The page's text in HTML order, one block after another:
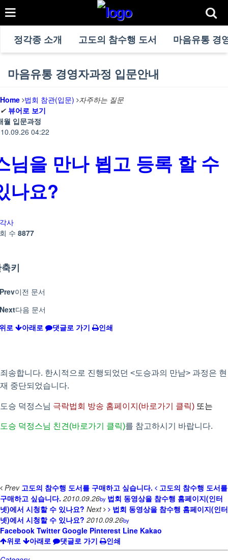
정각종 소개 고도의 참수행 도서 마음유통 경
마음유통 경영자과정 입문안내
Home 법회 참관(입문) 자주하는 질문
✔ 뷰어로 보기
월 입문과정
04:22
님을 만나 뵙고 등록 할 수
나요?
사
수 8877
키
Prev이전 문서
Next다음 문서
로
아래로 댓글로 가기 인쇄
죄송합니다. 한시적으로 진행되었던 <도승과의 만남> 과정은 현
재 중단되었습니다.
도승 덕정스님 극락법회 방송 홈페이지 (바로가기 클릭) 또는
도승 덕정스님 친견(바로가기 클릭)를 참고하시기 바랍니다.
Prev 고도의 참수행 도서를 구매하고 싶습니다.
고도의 참수행 도서를
구매하고 싶습니다. 2010.09.26by 법회 동영상을 참수행 홈페이지(인터
넷)에서 시청할 수 있나요? Next
법회 동영상을 참수행 홈페이지(인터
넷)에서 시청할 수 있나요? 2010.09.26by
Facebook Twitter Google Pinterest Line Kakao
위로
아래로 댓글로 가기
인쇄